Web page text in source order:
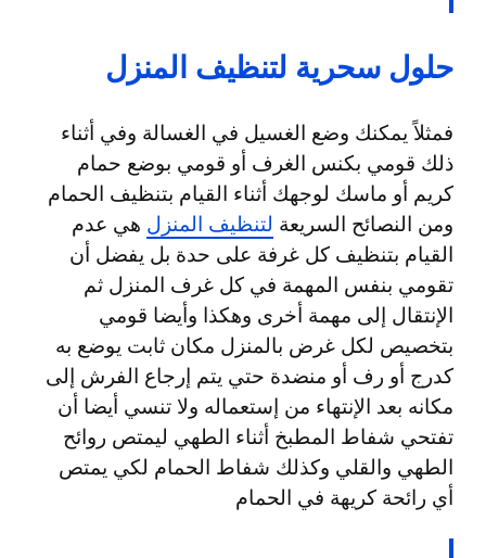
حلول سحرية لتنظيف المنزل
فمثلاً يمكنك وضع الغسيل في الغسالة وفي أثناء
ذلك قومي بكنس الغرف أو قومي بوضع حمام
كريم أو ماسك لوجهك أثناء القيام بتنظيف الحمام
ومن النصائح السريعة لتنظيف المنزل هي عدم
القيام بتنظيف كل غرفة على حدة بل يفضل أن
تقومي بنفس المهمة في كل غرف المنزل ثم
الإنتقال إلى مهمة أخرى وهكذا وأيضا قومي
بتخصيص لكل غرض بالمنزل مكان ثابت يوضع به
كدرج أو رف أو منضدة حتي يتم إرجاع الفرش إلى
مكانه بعد الإنتهاء من إستعماله ولا تنسي أيضا أن
تفتحي شفاط المطبخ أثناء الطهي ليمتص روائح
الطهي والقلي وكذلك شفاط الحمام لكي يمتص
أي رائحة كريهة في الحمام